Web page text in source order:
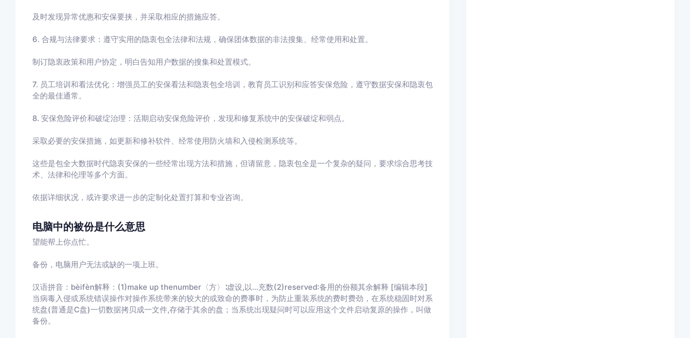
及时发现异常优惠和安保要挟，并采取相应的措施应答。
6. 合规与法律要求：遵守实用的隐衷包全法律和法规，确保团体数据的非法搜集、经常使用和处置。
制订隐衷政策和用户协定，明白告知用户数据的搜集和处置模式。
7. 员工培训和看法优化：增强员工的安保看法和隐衷包全培训，教育员工识别和应答安保危险，遵守数据安保和隐衷包
全的最佳通常。
8. 安保危险评价和破绽治理：活期启动安保危险评价，发现和修复系统中的安保破绽和弱点。
采取必要的安保措施，如更新和修补软件、经常使用防火墙和入侵检测系统等。
这些是包全大数据时代隐衷安保的一些经常出现方法和措施，但请留意，隐衷包全是一个复杂的疑问，要求综合思考技
术、法律和伦理等多个方面。
依据详细状况，或许要求进一步的定制化处置打算和专业咨询。
电脑中的被份是什么意思
望能帮上你点忙。
备份，电脑用户无法或缺的一项上班。
汉语拼音：bèifèn解释：(1)make up thenumber〈方〉∶虚设,以…充数(2)reserved∶备用的份额其余解释 [编辑本段]
当病毒入侵或系统错误操作对操作系统带来的较大的或致命的费事时，为防止重装系统的费时费劲，在系统稳固时对系
统盘(普通是C盘)一切数据拷贝成一文件,存储于其余的盘；当系统出现疑问时可以应用这个文件启动复原的操作，叫做
备份。